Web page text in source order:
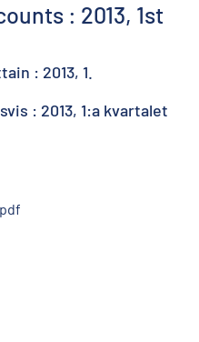
: 2013, 1st
: 2013, 1.
: 2013, 1:a kvartalet